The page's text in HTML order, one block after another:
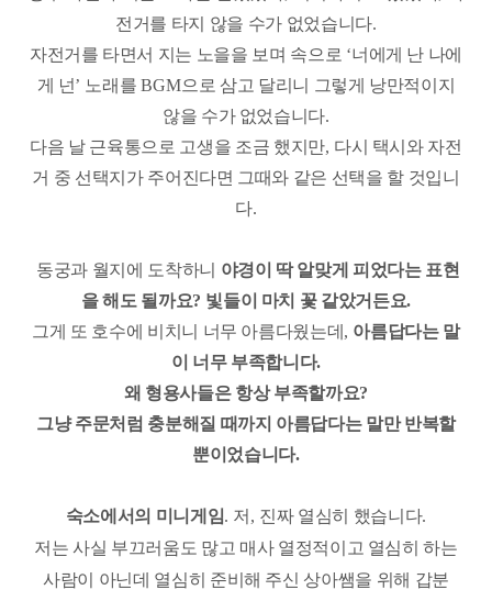
전거를 타지 않을 수가 없었습니다.
자전거를 타면서 지는 노을을 보며 속으로 ‘너에게 난 나에
게 넌’ 노래를BGM으로 삼고 달리니 그렇게 낭만적이지
않을 수가 없었습니다.
다음 날 근육통으로 고생을 조금 했지만, 다시 택시와 자전
거 중 선택지가 주어진다면 그때와 같은 선택을 할 것입니
다.
동궁과 월지에 도착하니 야경이 딱 알맞게 피었다는 표현
을 해도 될까요? 빛들이 마치 꽃 같았거든요.
그게 또 호수에 비치니 너무 아름다웠는데 , 아름답다는 말
이 너무 부족합니다.
왜 형용사들은 항상 부족할까요?
그냥 주문처럼 충분해질 때까지 아름답다는 말만 반복할
뿐이었습니다.
숙소에서의 미니게임. 저 , 진짜 열심히 했습니다.
저는 사실 부끄러움도 많고 매사 열정적이고 열심히 하는
사람이 아닌데 열심히 준비해 주신 상아쌤을 위해 갑분